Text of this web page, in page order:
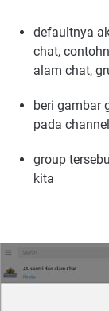
defaultnya
chat,
alam chat,
beri gambar
pada
group
kita